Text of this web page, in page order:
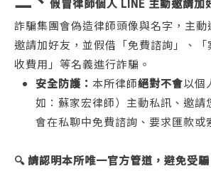
假冒律師個人 LINE 主動邀請加
詐騙集團會偽造律師頭像與名字，主動
邀請加好友，並假借「免費諮詢」、
收費用」等名義進行詐騙。
安全防護： 本所律師絕對不會以個
如：蘇家宏律師）主動私訊、邀請
會在私聊中免費諮詢、要求匯款或
🔍 請認明本所唯一官方管道，避免受騙